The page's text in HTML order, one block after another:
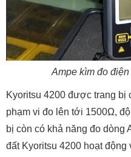
Ampe kìm đo
Kyoritsu 4200 được trang bị
phạm vi đo lên tới 1500Ω,
bị còn có khả năng đo dòng
đất Kyoritsu 4200 hoạt